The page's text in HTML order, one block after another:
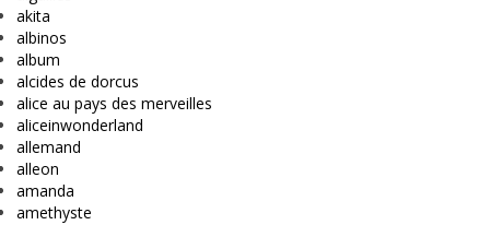
akita
albinos
album
alcides de dorcus
alice au pays des merveilles
aliceinwonderland
allemand
alleon
amanda
amethyste